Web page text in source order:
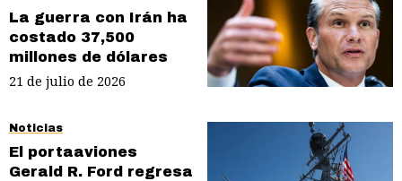
La guerra con Irán ha
costado 37,500
millones de dólares
21 de julio de 2026
Noticias
El portaaviones
Gerald R. Ford regresa